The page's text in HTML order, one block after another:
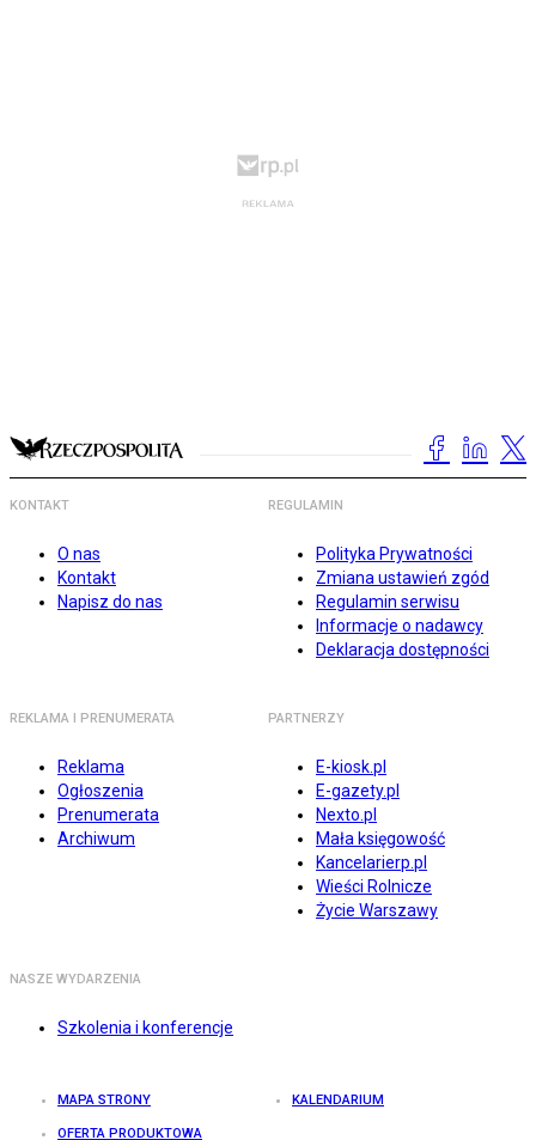
KONTAKT
O nas
Kontakt
Napisz do nas
REGULAMIN
Polityka Prywatności
Zmiana ustawień zgód
Regulamin serwisu
Informacje o nadawcy
Deklaracja dostępności
REKLAMA I PRENUMERATA
Reklama
Ogłoszenia
Prenumerata
Archiwum
PARTNERZY
E-kiosk.pl
E-gazety.pl
Nexto.pl
Mała księgowość
Kancelarierp.pl
Wieści Rolnicze
Życie Warszawy
NASZE WYDARZENIA
Szkolenia i konferencje
MAPA STRONY KALENDARIUM
OFERTA PRODUKTOWA